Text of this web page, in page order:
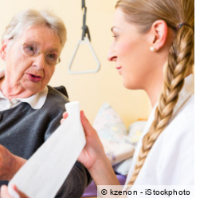
© kzenon - iStockphoto